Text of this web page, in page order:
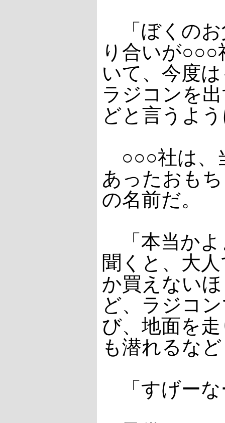
「ぼくのお
り合いが○○○
いて、今度
ラジコンを
どと言うよ
○○○社は、
あったおも
の名前だ。
「本当かよ
聞くと、大
か買えない
ど、ラジコ
び、地面を
も潜れるな
「すげーな